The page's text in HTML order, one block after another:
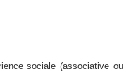
sociale (associative ou